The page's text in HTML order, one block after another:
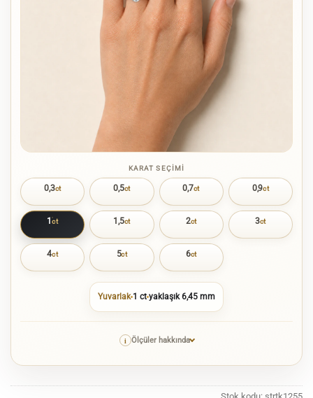
KARAT SEÇIMI
0,3ct 0,5ct 0,7ct 0,9ct
1ct 1,5ct 2ct 3ct
4ct 5ct 6ct
Yuvarlak 1 ct yaklaşık 6,45 mm
i Ölçüler hakkında